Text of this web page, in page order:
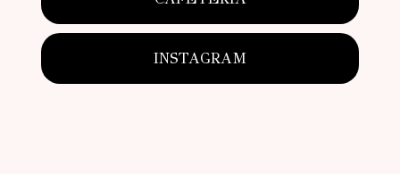
INSTAGRAM